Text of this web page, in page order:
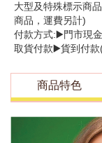
大型及特殊標示商
商品，運費另計)
付款方式:▶️門市現
取貨付款▶️貨到付
商品特色